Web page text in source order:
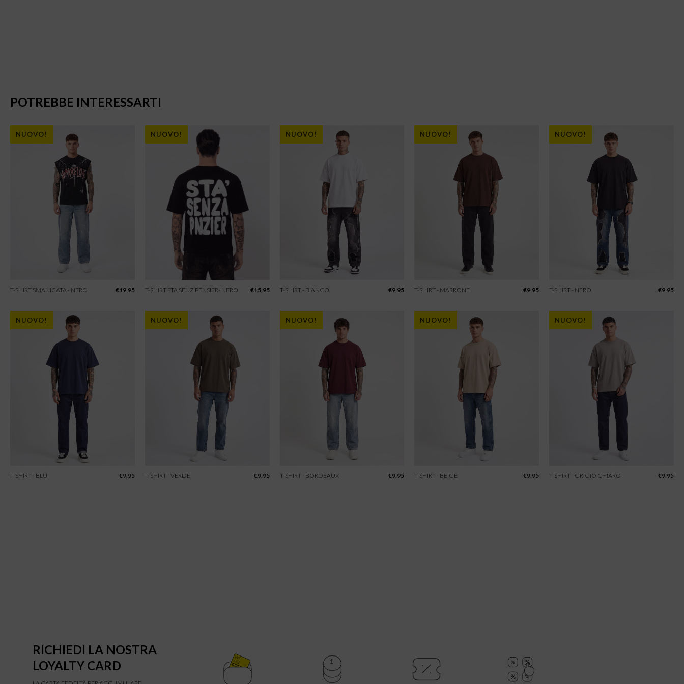
POTREBBE INTERESSARTI
NUOVO!
T-SHIRT SMANICATA - NERO €19,95
NUOVO!
T-SHIRT STA SENZ PENSIER- NERO €15,95
NUOVO!
T-SHIRT - BIANCO €9,95
NUOVO!
T-SHIRT - MARRONE €9,95
NUOVO!
T-SHIRT - NERO €9,95
NUOVO!
T-SHIRT - BLU €9,95
NUOVO!
T-SHIRT - VERDE €9,95
NUOVO!
T-SHIRT - BORDEAUX €9,95
NUOVO!
T-SHIRT - BEIGE €9,95
NUOVO!
T-SHIRT - GRIGIO CHIARO €9,95
RICHIEDI LA NOSTRA
LOYALTY CARD